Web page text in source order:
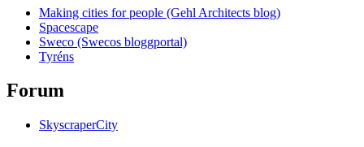
Making cities for people (Gehl Architects blog)
Spacescape
Sweco (Swecos bloggportal)
Tyréns
Forum
SkyscraperCity